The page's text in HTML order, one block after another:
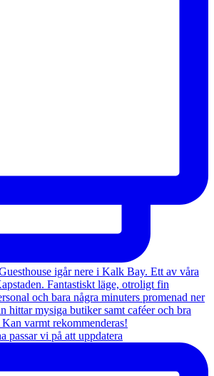
passar vi på att uppdatera